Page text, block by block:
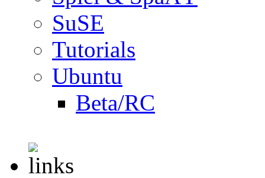
SuSE
Tutorials
Ubuntu
Beta/RC